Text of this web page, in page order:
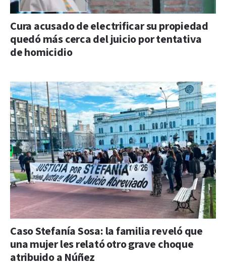
Cura acusado de electrificar su propiedad
quedó más cerca del juicio por tentativa
de homicidio
Caso Stefanía Sosa: la familia reveló que
una mujer les relató otro grave choque
atribuido a Núñez